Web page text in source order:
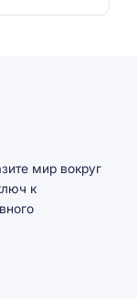
мир вокруг
к